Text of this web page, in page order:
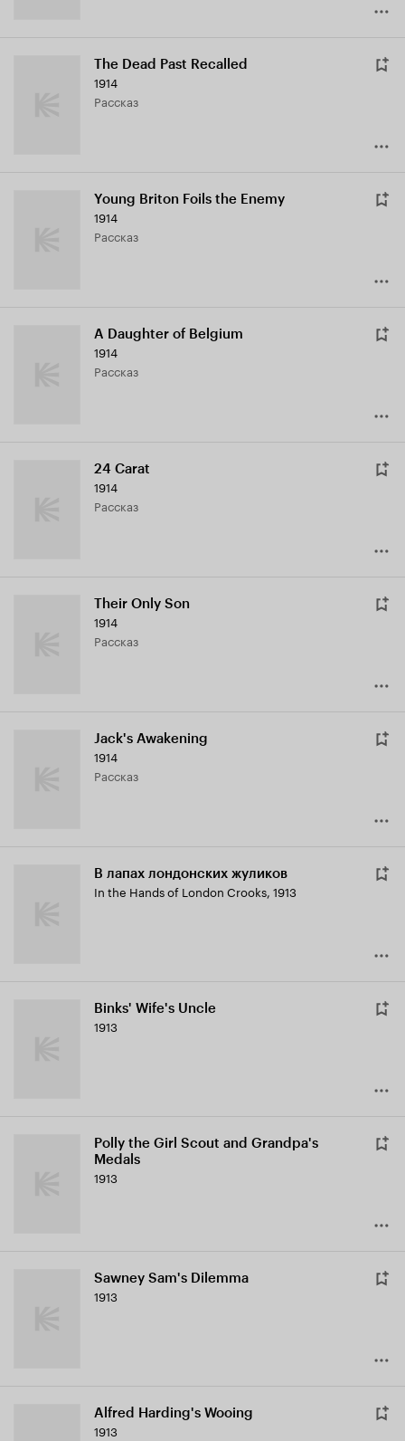
The Dead Past Recalled
1914
рассказ
Young Briton Foils the Enemy
1914
рассказ
A Daughter of Belgium
1914
рассказ
24 Carat
1914
рассказ
Their Only Son
1914
рассказ
Jack's Awakening
1914
рассказ
В лапах лондонских жуликов
In the Hands of London Crooks, 1913
Binks' Wife's Uncle
1913
Polly the Girl Scout and Grandpa's
Medals
1913
Sawney Sam's Dilemma
1913
Alfred Harding's Wooing
1913